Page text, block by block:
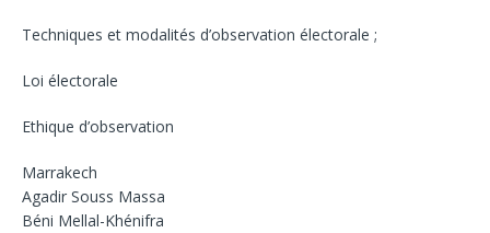
Techniques et modalités d’observation électorale ;
Loi électorale
Ethique d’observation
Marrakech
Agadir Souss Massa
Béni Mellal-Khénifra